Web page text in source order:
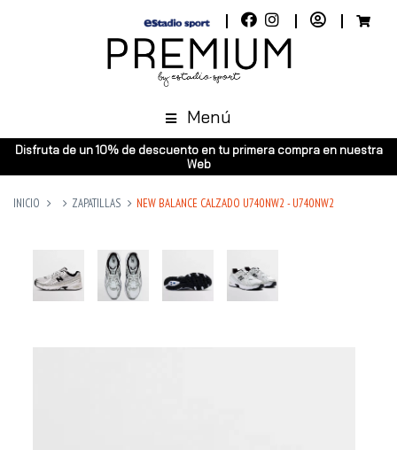
Menú
Disfruta de un 10% de descuento en tu primera compra en nuestra
Web
INICIO ZAPATILLAS NEW BALANCE CALZADO U740NW2 - U740NW2